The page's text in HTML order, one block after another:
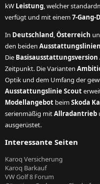
kW Leistung, welcher
verfügt und mit einem7-Gang-
In Deutschland,Österreich
den beiden
Die Basisausstattungsversion
Zeitpunkt. Die Varianten
Optik und dem Umfang der
Ausstattungslinie Scout
Modellangebot beimSkoda
serienmäßig mitAllradantrieb
ausgerüstet.
Interessante Seiten
Karoq Versicherung
Karoq Barkauf
VW Golf 8 Forum